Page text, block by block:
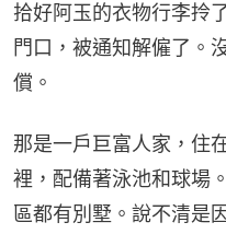
拾好阿玉的衣物行李拎
門口，被通知解僱了。
償。
那是一戶巨富人家，住
裡，配備著泳池和球場
區都有別墅。說不清是